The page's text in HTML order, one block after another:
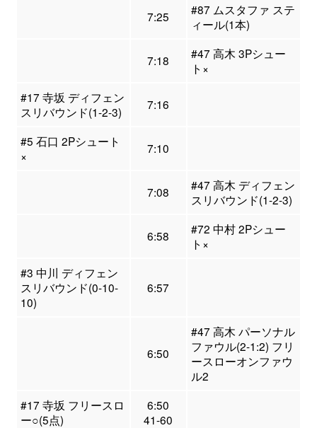
7:25
#87 ムスタファ ステ
ィール(1本)
7:18
#47 高木 3Pシュー
ト×
#17 寺坂 ディフェン
スリバウンド(1-2-3)
7:16
#5 石口 2Pシュート
×
7:10
7:08
#47 高木 ディフェン
スリバウンド(1-2-3)
6:58
#72 中村 2Pシュー
ト×
#3 中川 ディフェン
スリバウンド(0-10-
10)
6:57
6:50
#47 高木 パーソナル
ファウル(2-1:2) フリ
ースローオンファウ
ル2
#17 寺坂 フリースロ
ー○(5点)
6:50
41-60